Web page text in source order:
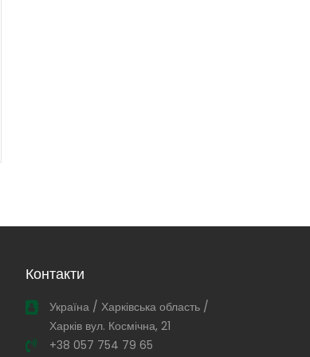
Контакти
Україна / Харківська область /
Харків вул. Космічна, 21
+38 057 754 79 65